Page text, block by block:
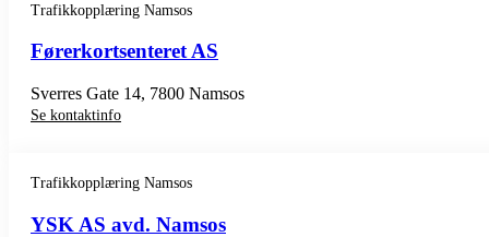
Trafikkopplæring Namsos
Førerkortsenteret AS
Sverres Gate 14, 7800 Namsos
Se kontaktinfo
Trafikkopplæring Namsos
YSK AS avd. Namsos